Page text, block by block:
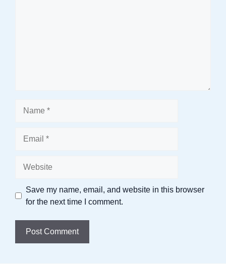
Save my name, email, and website in this browser
for the next time I comment.